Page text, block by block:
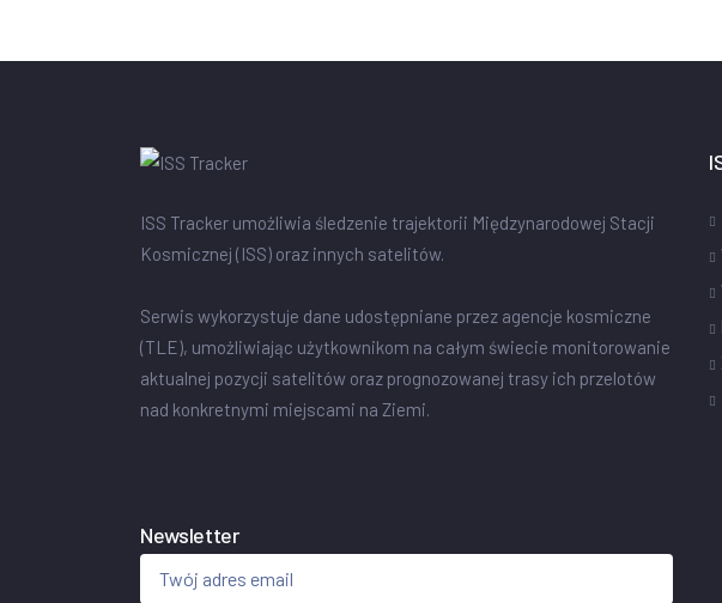
ISS Tracker umożliwia śledzenie trajektorii Międzynarodowej Stacji
Kosmicznej (ISS) oraz innych satelitów.
Serwis wykorzystuje dane udostępniane przez agencje kosmiczne
(TLE), umożliwiając użytkownikom na całym świecie monitorowanie
aktualnej pozycji satelitów oraz prognozowanej trasy ich przelotów
nad konkretnymi miejscami na Ziemi.
Newsletter